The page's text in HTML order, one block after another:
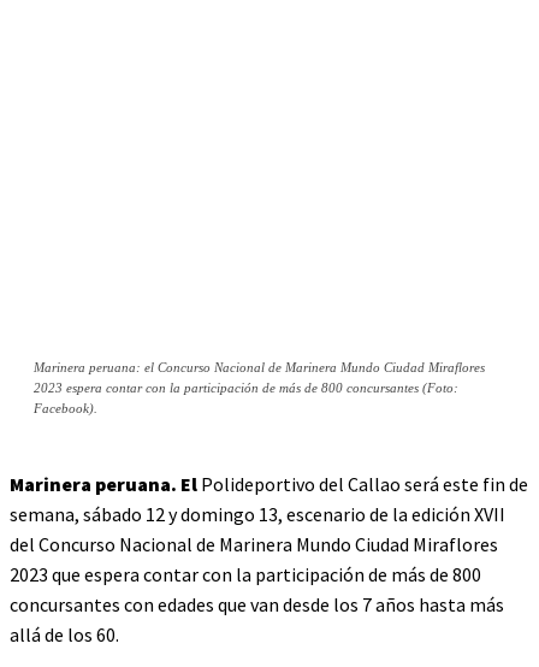
Marinera peruana: el Concurso Nacional de Marinera Mundo Ciudad Miraflores
2023 espera contar con la participación de más de 800 concursantes (Foto:
Facebook).
Marinera peruana. El Polideportivo del Callao será este fin de
semana, sábado 12 y domingo 13, escenario de la edición XVII
del Concurso Nacional de Marinera Mundo Ciudad Miraflores
2023 que espera contar con la participación de más de 800
concursantes con edades que van desde los 7 años hasta más
allá de los 60.